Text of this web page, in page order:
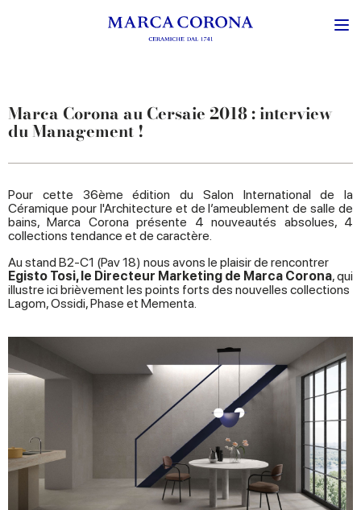
Marca Corona au Cersaie 2018 : interview
du Management !
Pour cette 36ème édition du Salon International de la
Céramique pour l'Architecture et de l’ameublement de salle de
bains, Marca Corona présente 4 nouveautés absolues, 4
collections tendance et de caractère.
Au stand B2-C1 (Pav 18) nous avons le plaisir de rencontrer
Egisto Tosi, le Directeur Marketing de Marca Corona, qui
illustre ici brièvement les points forts des nouvelles collections
Lagom, Ossidi, Phase et Mementa.